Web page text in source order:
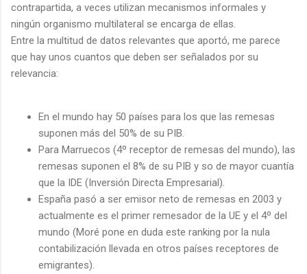
contrapartida, a veces utilizan mecanismos informales y
ningún organismo multilateral se encarga de ellas.
Entre la multitud de datos relevantes que aportó, me parece
que hay unos cuantos que deben ser señalados por su
relevancia:
En el mundo hay 50 países para los que las remesas
suponen más del 50% de su PIB.
Para Marruecos (4º receptor de remesas del mundo), las
remesas suponen el 8% de su PIB y so de mayor cuantía
que la IDE (Inversión Directa Empresarial).
España pasó a ser emisor neto de remesas en 2003 y
actualmente es el primer remesador de la UE y el 4º del
mundo (Moré pone en duda este ranking por la nula
contabilización llevada en otros países receptores de
emigrantes).